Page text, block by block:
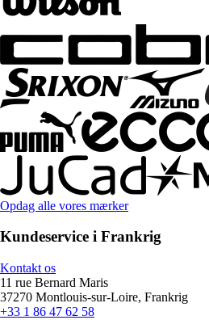
Opdag alle vores mærker
Kundeservice i Frankrig
Kontakt os
11 rue Bernard Maris
37270 Montlouis-sur-Loire, Frankrig
+33 1 86 47 62 58